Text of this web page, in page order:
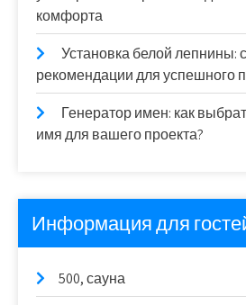
комфорта
Установка белой лепнины:
рекомендации для успешного
Генератор имен: как
имя для вашего проекта?
Информация для
500, сауна